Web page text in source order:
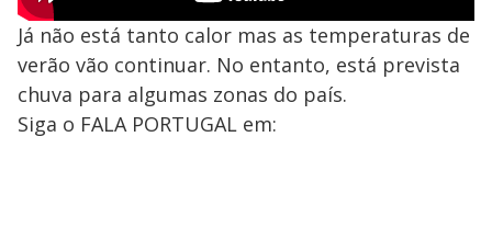
Já não está tanto calor mas as temperaturas de
verão vão continuar. No entanto, está prevista
chuva para algumas zonas do país.
Siga o FALA PORTUGAL em: